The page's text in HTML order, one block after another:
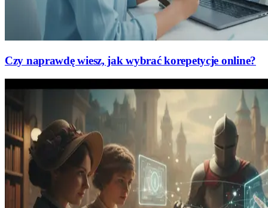
Czy naprawdę wiesz, jak wybrać korepetycje online?